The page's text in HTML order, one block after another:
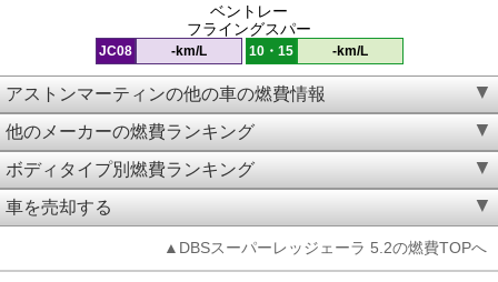
ベントレー
フライングスパー
JC08 -km/L 10・15 -km/L
アストンマーティンの他の車の燃費情報
他のメーカーの燃費ランキング
ボディタイプ別燃費ランキング
車を売却する
▲DBSスーパーレッジェーラ 5.2の燃費TOPへ